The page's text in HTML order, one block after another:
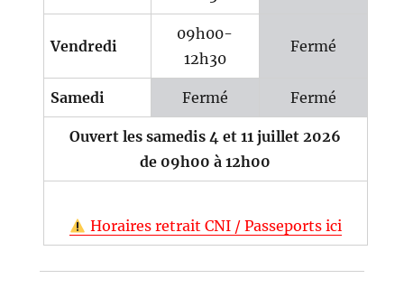
Vendredi
09h00-
12h30
Fermé
Samedi Fermé Fermé
Ouvert les samedis 4 et 11 juillet 2026
de 09h00 à 12h00
Horaires retrait CNI / Passeports ici